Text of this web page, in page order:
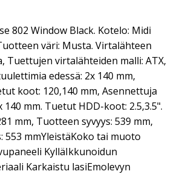
802 Window Black. Kotelo: Midi
väri: Musta. Virtalähteen
Tuettujen virtalähteiden malli: ATX,
edessä: 2x 140 mm,
koot: 120,140 mm, Asennettuja
mm. Tuetut HDD-koot: 2.5,3.5".
mm, Tuotteen syvyys: 539 mm,
mmYleistäKoko tai muoto
KylläIkkunoidun
Karkaistu lasiEmolevyn